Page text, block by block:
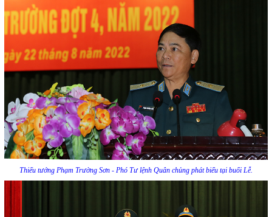
Thiếu tướng Phạm Trường Sơn - Phó Tư lệnh Quân chủng phát biểu tại buổi Lễ.